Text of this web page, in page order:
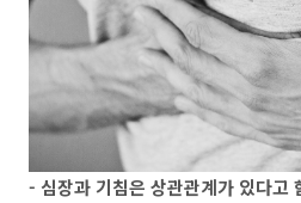
- 심장과 기침은 상관관계가 있다고